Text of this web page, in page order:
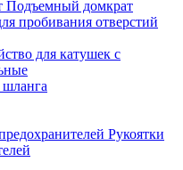
Подъемный домкрат
пробивания отверстий
для катушек с
шланга
Рукоятки